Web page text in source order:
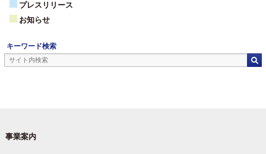
お知らせ
プレスリリース
キーワード検索
事業案内